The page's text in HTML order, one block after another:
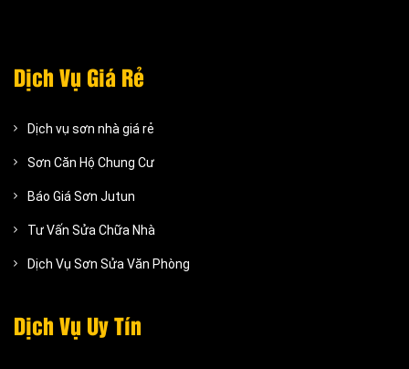
Dịch Vụ Giá Rẻ
Dịch vụ sơn nhà giá rẻ
Sơn Căn Hộ Chung Cư
Báo Giá Sơn Jutun
Tư Vấn Sửa Chữa Nhà
Dịch Vụ Sơn Sửa Văn Phòng
Dịch Vụ Uy Tín